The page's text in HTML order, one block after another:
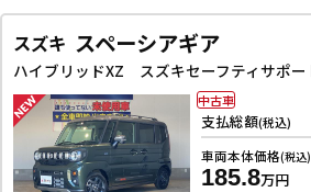
スズキ スペーシアギア
支払総額(税込)
車両本体価格(税込)
185.8万円
中古車